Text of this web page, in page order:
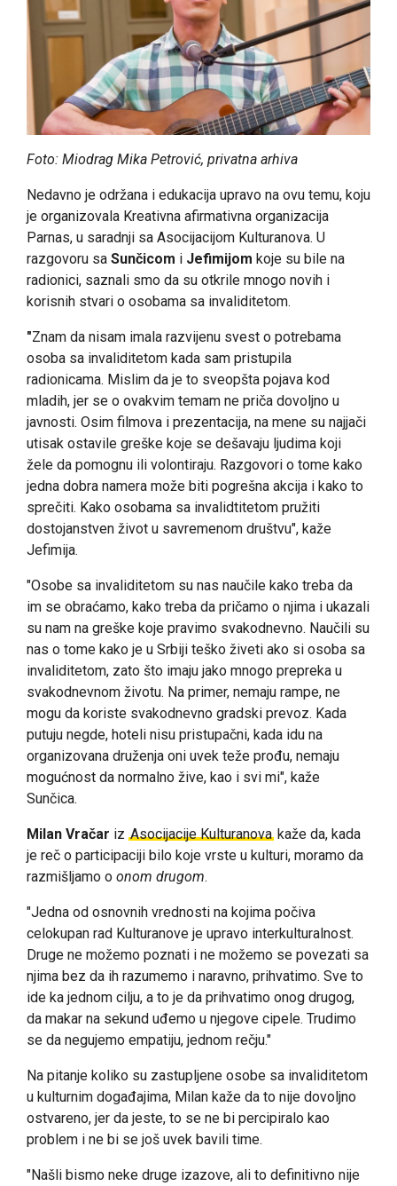
Foto: Miodrag Mika Petrović, privatna arhiva
Nedavno je održana i edukacija upravo na ovu temu, koju
je organizovala Kreativna afirmativna organizacija
Parnas, u saradnji sa Asocijacijom Kulturanova. U
razgovoru sa Sunčicom i Jefimijom koje su bile na
radionici, saznali smo da su otkrile mnogo novih i
korisnih stvari o osobama sa invaliditetom.
"Znam da nisam imala razvijenu svest o potrebama
osoba sa invaliditetom kada sam pristupila
radionicama. Mislim da je to sveopšta pojava kod
mladih, jer se o ovakvim temam ne priča dovoljno u
javnosti. Osim filmova i prezentacija, na mene su najjači
utisak ostavile greške koje se dešavaju ljudima koji
žele da pomognu ili volontiraju. Razgovori o tome kako
jedna dobra namera može biti pogrešna akcija i kako to
sprečiti. Kako osobama sa invalidtitetom pružiti
dostojanstven život u savremenom društvu", kaže
Jefimija.
"Osobe sa invaliditetom su nas naučile kako treba da
im se obraćamo, kako treba da pričamo o njima i ukazali
su nam na greške koje pravimo svakodnevno. Naučili su
nas o tome kako je u Srbiji teško živeti ako si osoba sa
invaliditetom, zato što imaju jako mnogo prepreka u
svakodnevnom životu. Na primer, nemaju rampe, ne
mogu da koriste svakodnevno gradski prevoz. Kada
putuju negde, hoteli nisu pristupačni, kada idu na
organizovana druženja oni uvek teže prođu, nemaju
mogućnost da normalno žive, kao i svi mi", kaže
Sunčica.
Milan Vračar iz Asocijacije Kulturanova kaže da, kada
je reč o participaciji bilo koje vrste u kulturi, moramo da
razmišljamo o onom drugom.
"Jedna od osnovnih vrednosti na kojima počiva
celokupan rad Kulturanove je upravo interkulturalnost.
Druge ne možemo poznati i ne možemo se povezati sa
njima bez da ih razumemo i naravno, prihvatimo. Sve to
ide ka jednom cilju, a to je da prihvatimo onog drugog,
da makar na sekund uđemo u njegove cipele. Trudimo
se da negujemo empatiju, jednom rečju."
Na pitanje koliko su zastupljene osobe sa invaliditetom
u kulturnim događajima, Milan kaže da to nije dovoljno
ostvareno, jer da jeste, to se ne bi percipiralo kao
problem i ne bi se još uvek bavili time.
"Našli bismo neke druge izazove, ali to definitivno nije